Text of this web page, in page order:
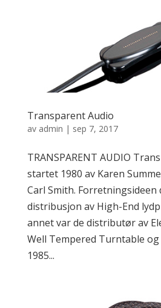
Transparent Audio
av admin | sep 7, 2017
TRANSPARENT AUDIO
startet 1980 av Karen
Carl Smith. Forretningsideen
distribusjon av High-End
annet var de distributør av
Well Tempered Turntable
1985...